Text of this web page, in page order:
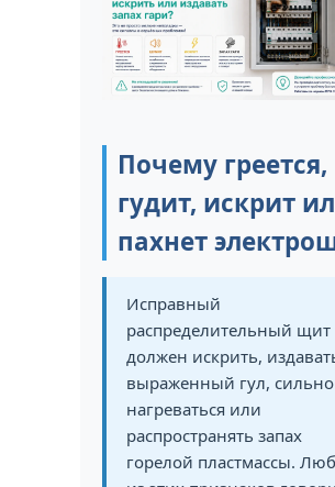
Почему греется,
гудит, искрит
пахнет
Исправный
распределительный щит
должен искрить,
выраженный гул, сильно
нагреваться или
распространять запах
горелой пластмассы.